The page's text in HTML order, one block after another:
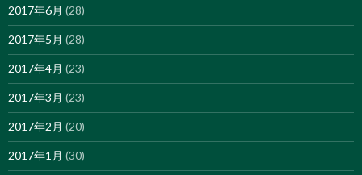
2017年6月 (28)
2017年5月 (28)
2017年4月 (23)
2017年3月 (23)
2017年2月 (20)
2017年1月 (30)